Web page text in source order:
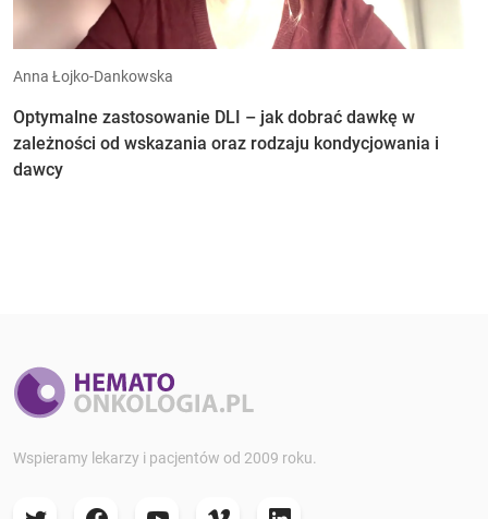
Anna Łojko-Dankowska
Optymalne zastosowanie DLI – jak dobrać dawkę w
zależności od wskazania oraz rodzaju kondycjowania i
dawcy
Wspieramy lekarzy i pacjentów od 2009 roku.